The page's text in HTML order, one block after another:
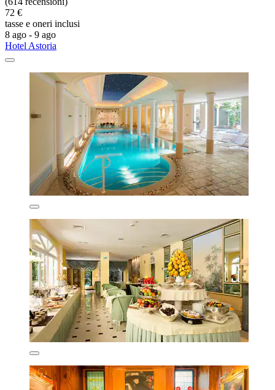
72 €
tasse e oneri inclusi
8 ago - 9 ago
Hotel Astoria